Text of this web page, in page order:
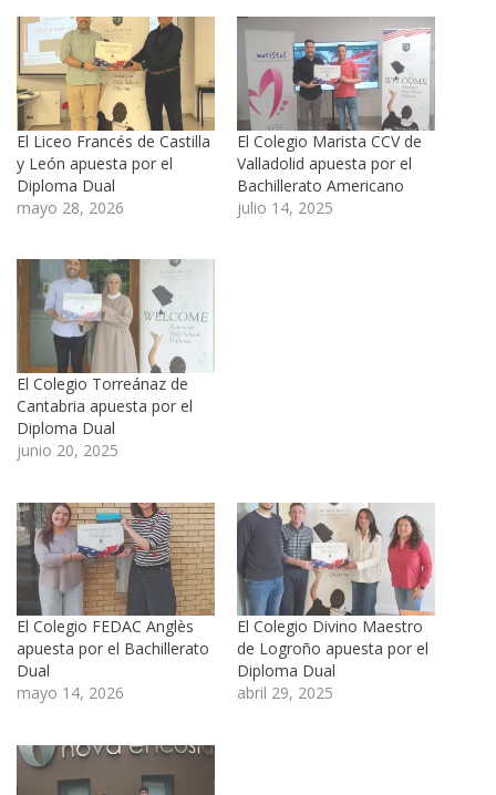
El Liceo Francés de Castilla
y León apuesta por el
Diploma Dual
mayo 28, 2026
El Colegio Marista CCV de
Valladolid apuesta por el
Bachillerato Americano
julio 14, 2025
El Colegio Torreánaz de
Cantabria apuesta por el
Diploma Dual
junio 20, 2025
El Colegio FEDAC Anglès
apuesta por el Bachillerato
Dual
mayo 14, 2026
El Colegio Divino Maestro
de Logroño apuesta por el
Diploma Dual
abril 29, 2025